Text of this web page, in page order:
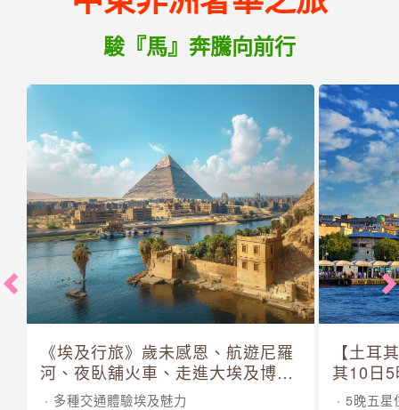
駿『馬』奔騰向前行
《埃及行旅》歲未感恩、航遊尼羅
河、夜臥舖火車、走進大埃及博物
館 10 日
多種交通體驗埃及魅力
【土耳
其10日
5晚五星